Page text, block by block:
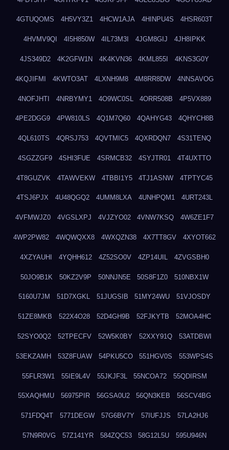
4GTUQOMS 4H5VY3Z1 4HCW1AJA 4HINPU4S 4HSR603T
4HVMV9QI 4I5H850W 4IL73M3I 4JGM8GIJ 4JH8IPKK
4JS349D2 4K2GFW1N 4K4KVN36 4KML855I 4KNS3G0Y
4KQJIFMI 4KWTO3AT 4LXNH9M8 4M8RR8DW 4NNSAVOG
4NOFJHTI 4NRBYMY1 4O9WC0SL 4ORR508B 4P5VX889
4PE2DGG9 4PW810LS 4Q1M7Q60 4QAHYG43 4QHYCH8B
4QL610TS 4QRSJ753 4QVTMIC5 4QXRDQN7 4S31TENQ
4SGZZGF9 4SHI3FUE 4SRMCB32 4SYJTR01 4T4UXTTO
4T8GUZVK 4TAWVEKW 4TBBI1Y5 4TJ1ASNW 4TPTYC45
4TSJ6PJX 4U48QGQ2 4UMM8LXA 4UNHPQM1 4URT243L
4VFMWJZ0 4VGSLXPJ 4VJZYO02 4VNW7KSQ 4W6ZE1F7
4WP2PW82 4WQWQXX8 4WXQZN38 4X7TT8GV 4XYOT662
4XZYAUHI 4YQHH612 4Z52SO0V 4ZP14UIL 4ZVGSBH0
50JO9B1K 50KZ2V9P 50NNJN5E 50S8F1Z0 510NBX1W
5160U7JM 51D7XGKL 51JUGSIB 51MY24WU 51VJOSDY
51ZE8MKB 522X4O28 52D4GH9B 52FJKYTB 52MOA4HC
52SYO0Q2 52TPECFV 52W5K0BY 52XXY91Q 53ATDBWI
53EKZAMH 53Z8FUAW 54PKU5CO 551HGV0S 553WPS4S
55FLR3W1 55IE9L4V 55JKJF3L 55NCOA72 55QDIRSM
55XAQHMU 56975PIR 56GSA0U2 56QN3KEB 56SCV4BG
571FDQ4T 5771DEGW 57G6BV7Y 57IUFJJS 57LA2HJ6
57N9R0VG 57Z141YR 584ZQC53 58G12L5U 595U946N